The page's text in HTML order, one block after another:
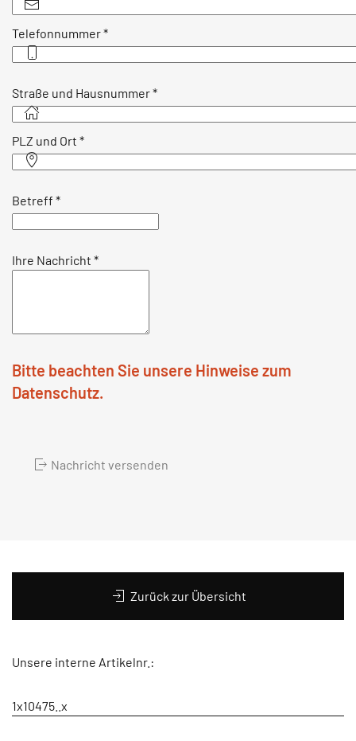
Telefonnummer*
Straße und Hausnummer*
PLZ und Ort *
Betreff *
Ihre Nachricht *
Bitte beachten Sie unsere Hinweise zum
Datenschutz.
Nachricht versenden
Zurück zur Übersicht
Unsere interne Artikelnr.:
1x10475..x